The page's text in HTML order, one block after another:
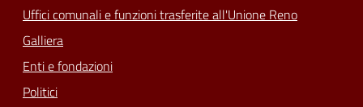
Uffici comunali e funzioni trasferite all'Unione Reno
Galliera
Enti e fondazioni
Politici